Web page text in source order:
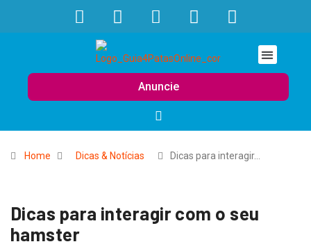
Anuncie
Home Dicas & Notícias Dicas para interagir…
Dicas para interagir com o seu
hamster